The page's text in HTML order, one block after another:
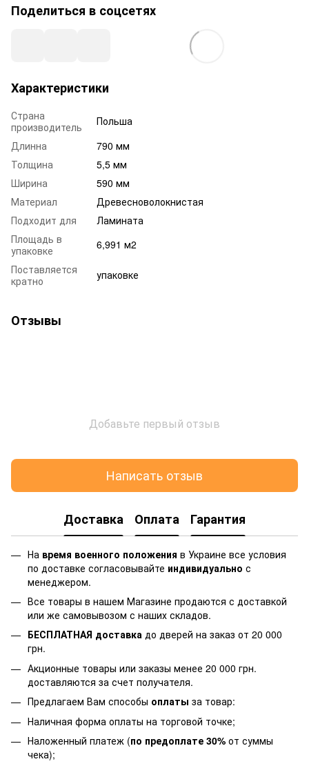
Поделиться в соцсетях
Характеристики
Страна
производитель
Польша
Длинна
790 мм
Толщина
5,5 мм
Ширина
590 мм
Материал
Древесноволокнистая
Подходит для
Ламината
Площадь в
упаковке
6,991 м2
Поставляется
кратно
упаковке
Отзывы
Добавьте первый отзыв
Написать отзыв
Доставка Оплата Гарантия
На время военного положения в Украине все условия
по доставке согласовывайте индивидуально с
менеджером.
Все товары в нашем Магазине продаются с доставкой
или же самовывозом с наших складов.
БЕСПЛАТНАЯ доставка до дверей на заказ от 20 000
грн.
Акционные товары или заказы менее 20 000 грн.
доставляются за счет получателя.
Предлагаем Вам способы оплаты за товар:
Наличная форма оплаты на торговой точке;
Наложенный платеж (по предоплате 30% от суммы
чека);